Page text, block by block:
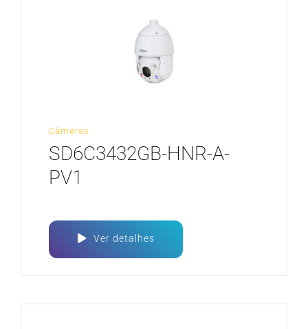
Câmeras
SD6C3432GB-HNR-A-
PV1
Ver detalhes